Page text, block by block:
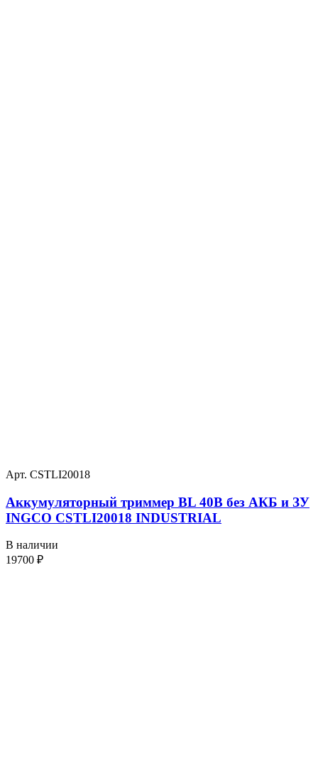
Арт. CSTLI20018
Аккумуляторный триммер BL 40В без АКБ и ЗУ
INGCO CSTLI20018 INDUSTRIAL
В наличии
19700 ₽